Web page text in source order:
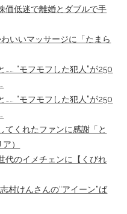
価低迷で離婚とダブルで手
いいマッサージに「たまら
“モフモフした犯人”が250
“モフモフした犯人”が250
てくれたファンに感謝「と
）
代のイメチェンに【くびれ
村けんさんの“アイーン”ば